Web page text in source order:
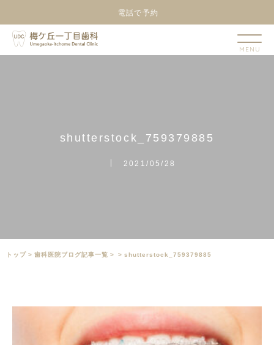
電話で予約
shutterstock 759379885
2021/05/28
トップ > ⻭科医院ブログ記事一覧 > > shutterstock_759379885